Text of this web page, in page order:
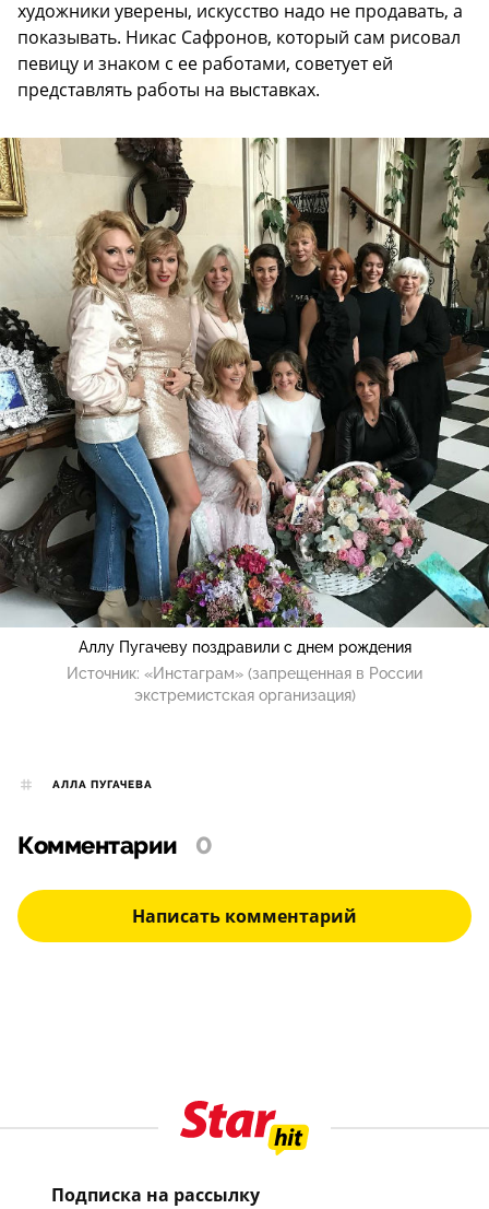
художники уверены, искусство надо не продавать, а
показывать. Никас Сафронов, который сам рисовал
певицу и знаком с ее работами, советует ей
представлять работы на выставках.
Аллу Пугачеву поздравили с днем рождения
Источник: «Инстаграм» (запрещенная в России
экстремистская организация)
АЛЛА ПУГАЧЕВА
Комментарии 0
Написать комментарий
Подписка на рассылку